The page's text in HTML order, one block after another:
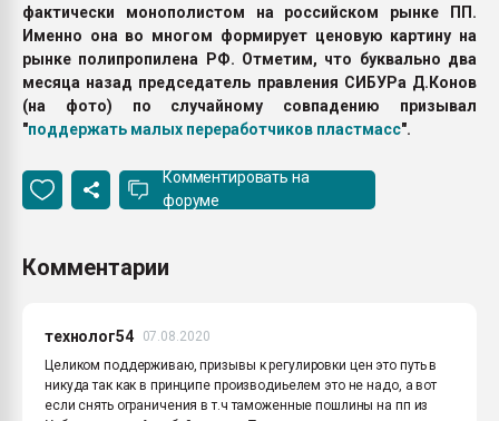
фактически монополистом на российском рынке ПП.
Именно она во многом формирует ценовую картину на
рынке полипропилена РФ. Отметим, что буквально два
месяца назад председатель правления СИБУРа Д.Конов
(на фото) по случайному совпадению призывал
"поддержать малых переработчиков пластмасс".
Комментировать на
форуме
Комментарии
технолог54
07.08.2020
Целиком поддерживаю, призывы к регулировки цен это путь в
никуда так как в принципе производиьелем это не надо, а вот
если снять ограничения в т.ч таможенные пошлины на пп из